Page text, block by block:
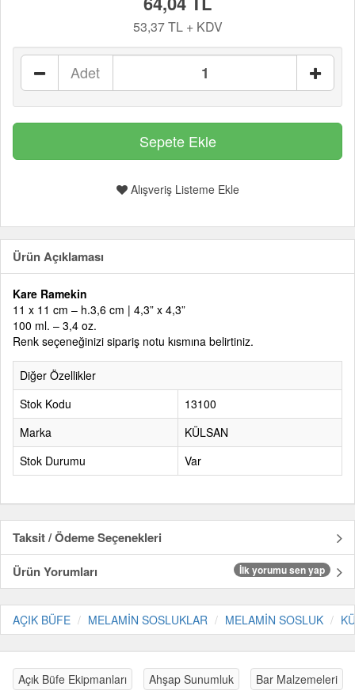
53,37 TL + KDV
Adet
Alışveriş Listeme Ekle
Ürün Açıklaması
Kare Ramekin
11 x 11 cm – h.3,6 cm | 4,3” x 4,3”
100 ml. – 3,4 oz.
Renk seçeneğinizi sipariş notu kısmına belirtiniz.
Diğer Özellikler
Stok Kodu
13100
Marka
KÜLSAN
Stok Durumu
Var
Taksit / Ödeme Seçenekleri
Ürün Yorumları
İlk yorumu sen yap
AÇIK BÜFE MELAMİN SOSLUKLAR MELAMİN SOSLUK
Açık Büfe Ekipmanları Ahşap Sunumluk Bar Malzemeleri